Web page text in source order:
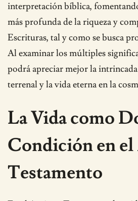
interpretación bíblica,
más profunda de la riqueza y
Escrituras, tal y como se busca
Al examinar los múltiples
podrá apreciar mejor la
terrenal y la vida eterna en la
La Vida como
Condición en
Testamento